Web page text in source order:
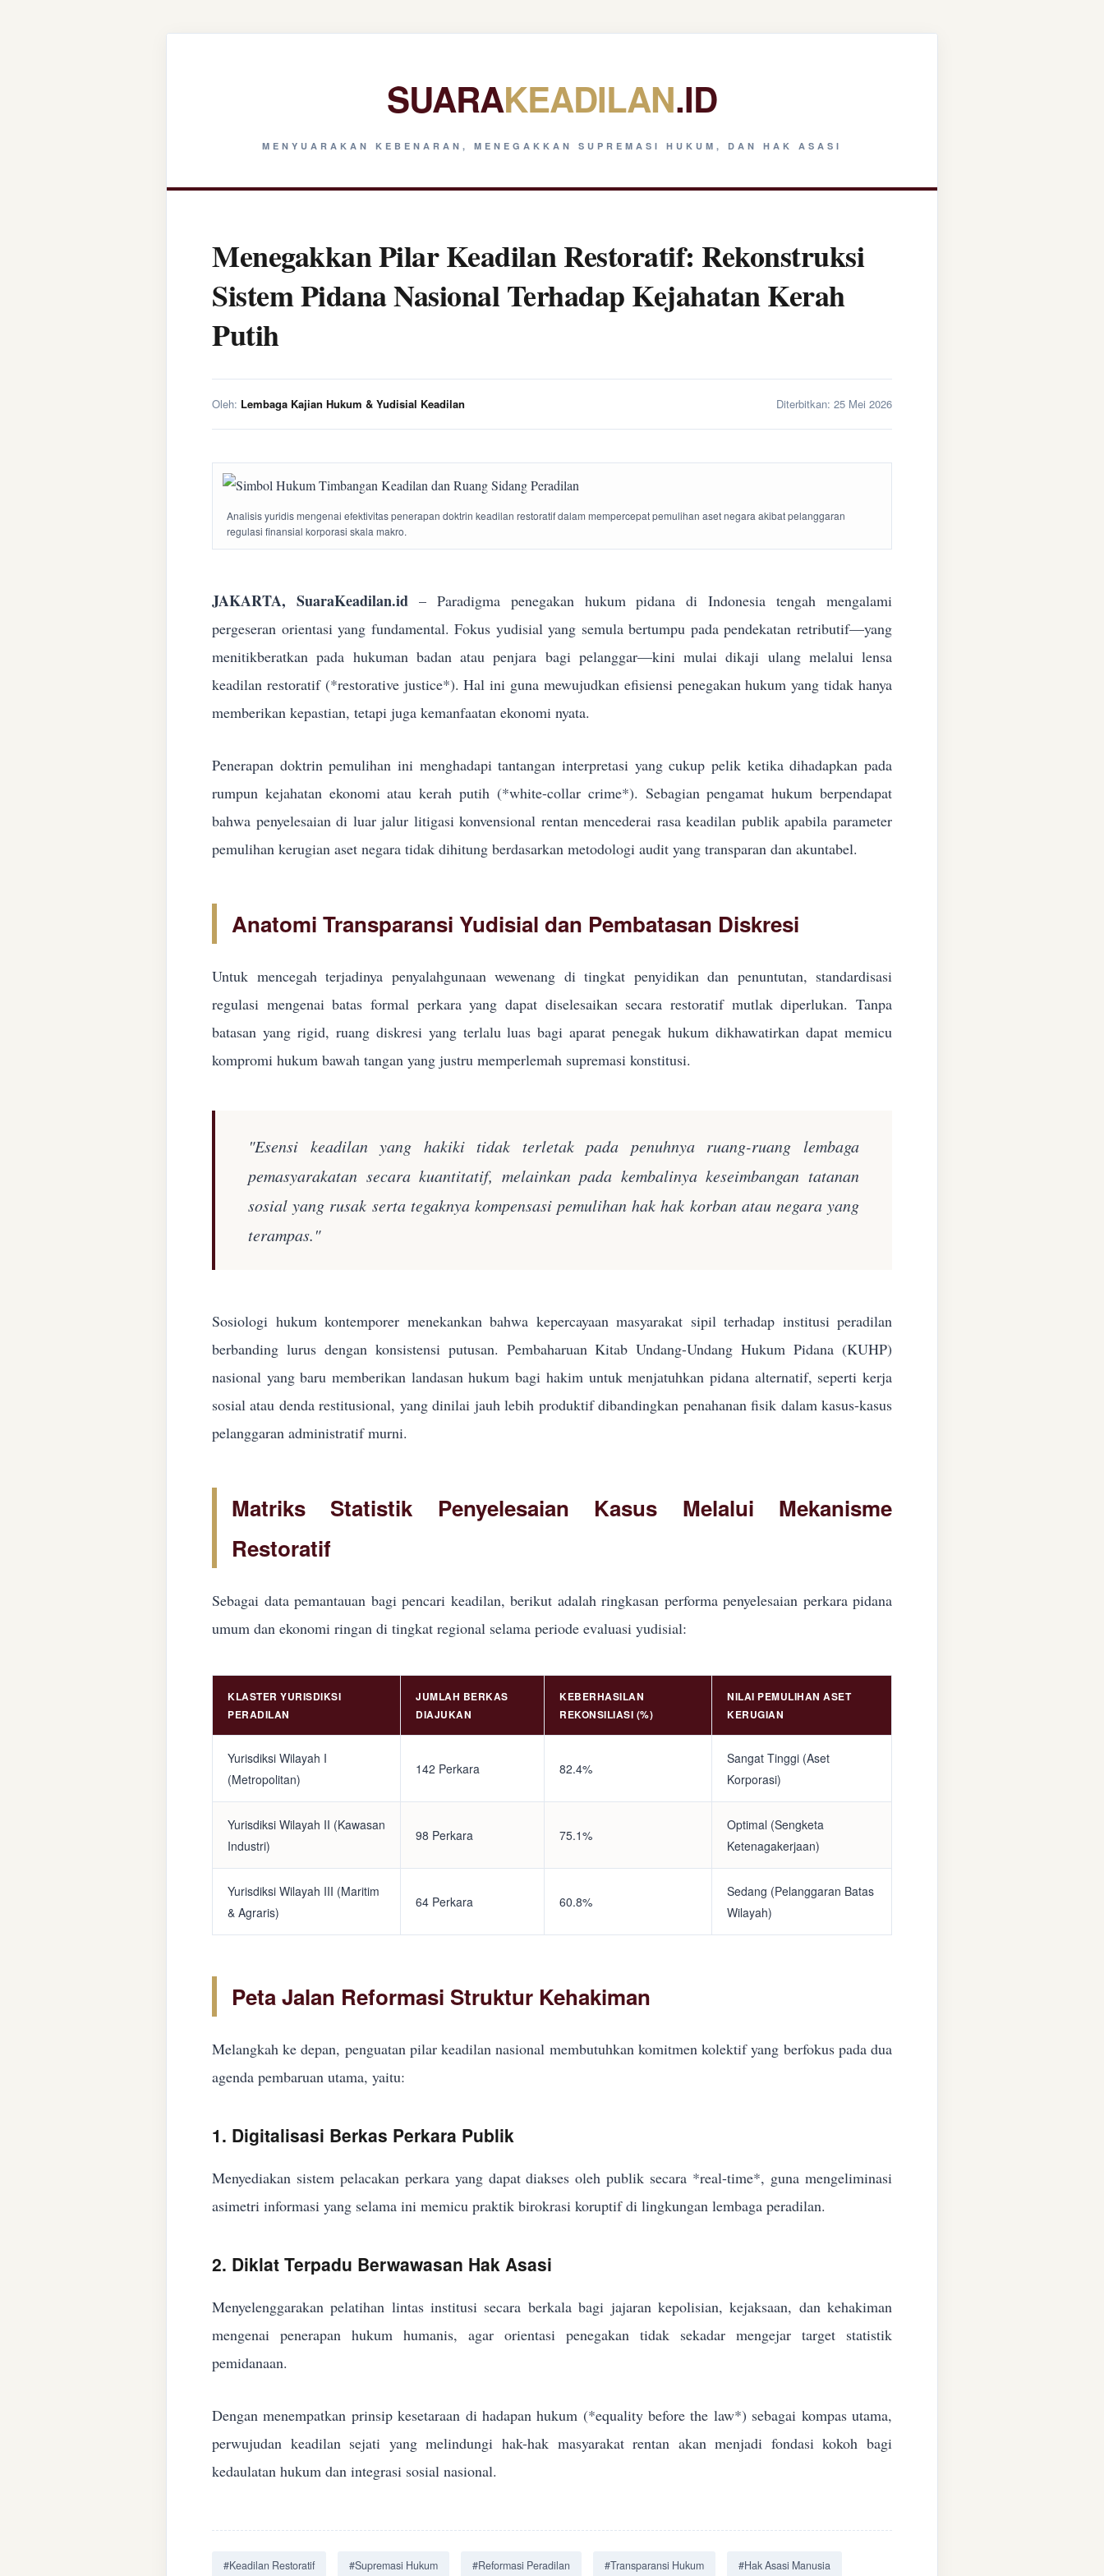
SUARAKEADILAN.ID
MENYUARAKAN KEBENARAN, MENEGAKKAN SUPREMASI HUKUM, DAN HAK ASASI
Menegakkan Pilar Keadilan Restoratif: Rekonstruksi
Sistem Pidana Nasional Terhadap Kejahatan Kerah
Putih
Oleh: Lembaga Kajian Hukum & Yudisial Keadilan Diterbitkan: 25 Mei 2026
Analisis yuridis mengenai efektivitas penerapan doktrin keadilan restoratif dalam mempercepat pemulihan aset negara akibat pelanggaran
regulasi finansial korporasi skala makro.
JAKARTA, SuaraKeadilan.id– Paradigma penegakan hukum pidana di Indonesia tengah mengalami
pergeseran orientasi yang fundamental. Fokus yudisial yang semula bertumpu pada pendekatan retributif—yang
menitikberatkan pada hukuman badan atau penjara bagi pelanggar—kini mulai dikaji ulang melalui lensa
keadilan restoratif (*restorative justice*). Hal ini guna mewujudkan efisiensi penegakan hukum yang tidak hanya
memberikan kepastian, tetapi juga kemanfaatan ekonomi nyata.
Penerapan doktrin pemulihan ini menghadapi tantangan interpretasi yang cukup pelik ketika dihadapkan pada
rumpun kejahatan ekonomi atau kerah putih (*white-collar crime*). Sebagian pengamat hukum berpendapat
bahwa penyelesaian di luar jalur litigasi konvensional rentan mencederai rasa keadilan publik apabila parameter
pemulihan kerugian aset negara tidak dihitung berdasarkan metodologi audit yang transparan dan akuntabel.
Anatomi Transparansi Yudisial dan Pembatasan Diskresi
Untuk mencegah terjadinya penyalahgunaan wewenang di tingkat penyidikan dan penuntutan, standardisasi
regulasi mengenai batas formal perkara yang dapat diselesaikan secara restoratif mutlak diperlukan. Tanpa
batasan yang rigid, ruang diskresi yang terlalu luas bagi aparat penegak hukum dikhawatirkan dapat memicu
kompromi hukum bawah tangan yang justru memperlemah supremasi konstitusi.
"Esensi keadilan yang hakiki tidak terletak pada penuhnya ruang-ruang lembaga
pemasyarakatan secara kuantitatif, melainkan pada kembalinya keseimbangan tatanan
sosial yang rusak serta tegaknya kompensasi pemulihan hak hak korban atau negara yang
terampas."
Sosiologi hukum kontemporer menekankan bahwa kepercayaan masyarakat sipil terhadap institusi peradilan
berbanding lurus dengan konsistensi putusan. Pembaharuan Kitab Undang-Undang Hukum Pidana (KUHP)
nasional yang baru memberikan landasan hukum bagi hakim untuk menjatuhkan pidana alternatif, seperti kerja
sosial atau denda restitusional, yang dinilai jauh lebih produktif dibandingkan penahanan fisik dalam kasus-kasus
pelanggaran administratif murni.
Matriks Statistik Penyelesaian Kasus Melalui Mekanisme
Restoratif
Sebagai data pemantauan bagi pencari keadilan, berikut adalah ringkasan performa penyelesaian perkara pidana
umum dan ekonomi ringan di tingkat regional selama periode evaluasi yudisial:
KLASTER YURISDIKSI
PERADILAN
JUMLAH BERKAS
DIAJUKAN
KEBERHASILAN
REKONSILIASI (%)
NILAI PEMULIHAN ASET
KERUGIAN
Yurisdiksi Wilayah I
(Metropolitan)
142 Perkara 82.4%
Sangat Tinggi (Aset
Korporasi)
Yurisdiksi Wilayah II (Kawasan
Industri)
98 Perkara 75.1%
Optimal (Sengketa
Ketenagakerjaan)
Yurisdiksi Wilayah III (Maritim
& Agraris)
64 Perkara 60.8%
Sedang (Pelanggaran Batas
Wilayah)
Peta Jalan Reformasi Struktur Kehakiman
Melangkah ke depan, penguatan pilar keadilan nasional membutuhkan komitmen kolektif yang berfokus pada dua
agenda pembaruan utama, yaitu:
1. Digitalisasi Berkas Perkara Publik
Menyediakan sistem pelacakan perkara yang dapat diakses oleh publik secara *real-time*, guna mengeliminasi
asimetri informasi yang selama ini memicu praktik birokrasi koruptif di lingkungan lembaga peradilan.
2. Diklat Terpadu Berwawasan Hak Asasi
Menyelenggarakan pelatihan lintas institusi secara berkala bagi jajaran kepolisian, kejaksaan, dan kehakiman
mengenai penerapan hukum humanis, agar orientasi penegakan tidak sekadar mengejar target statistik
pemidanaan.
Dengan menempatkan prinsip kesetaraan di hadapan hukum (*equality before the law*) sebagai kompas utama,
perwujudan keadilan sejati yang melindungi hak-hak masyarakat rentan akan menjadi fondasi kokoh bagi
kedaulatan hukum dan integrasi sosial nasional.
#Keadilan Restoratif #Supremasi Hukum #Reformasi Peradilan #Transparansi Hukum #Hak Asasi Manusia